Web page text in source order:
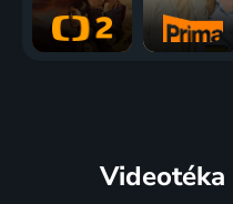
Videotéka